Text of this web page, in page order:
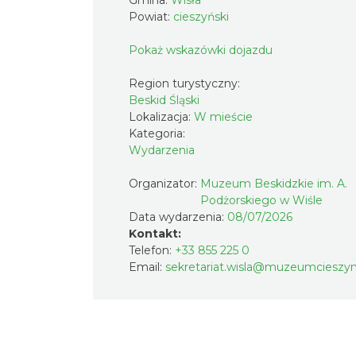
Powiat: cieszyński
Pokaż wskazówki dojazdu
Region turystyczny:
Beskid Śląski
Lokalizacja: W mieście
Kategoria:
Wydarzenia
Organizator: Muzeum Beskidzkie im. A.
Podżorskiego w Wiśle
Data wydarzenia: 08/07/2026
Kontakt:
Telefon: +33 855 225 0
Email: